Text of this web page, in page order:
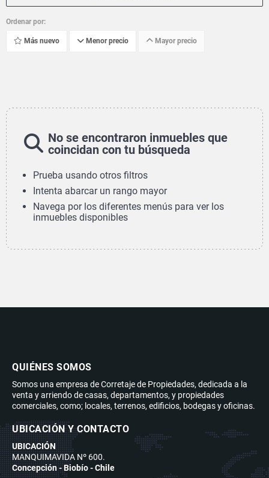
Ordenar por:
Más nuevo Menor precio Mayor precio
No se encontraron inmuebles que
coincidan con tu búsqueda
Prueba usando otros filtros
Intenta abarcar un rango mayor
Navega por los diferentes menús para ver los
inmuebles disponibles
QUIÉNES SOMOS
Somos una empresa de Corretaje de Propiedades, dedicada a la
venta y arriendo de casas, departamentos, y propiedades
comerciales, como; locales, terrenos, edificios, bodegas y oficinas.
UBICACIÓN Y CONTACTO
UBICACIÓN
MANQUIMAVIDA Nº 600.
Concepción - Biobío - Chile